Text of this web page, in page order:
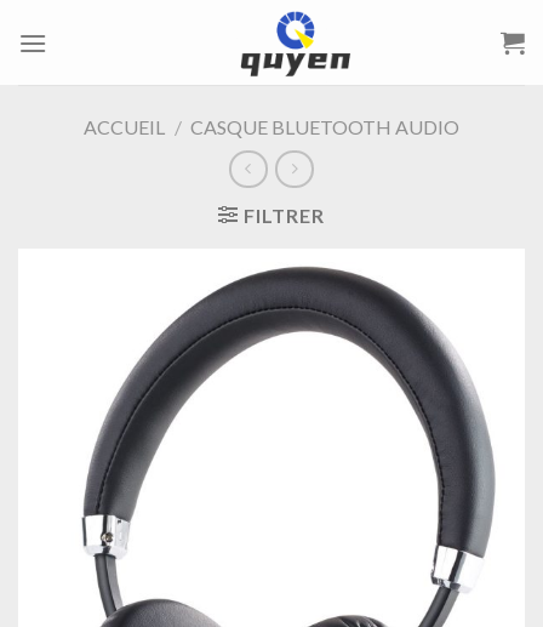
ACCUEIL / CASQUE BLUETOOTH AUDIO
FILTRER